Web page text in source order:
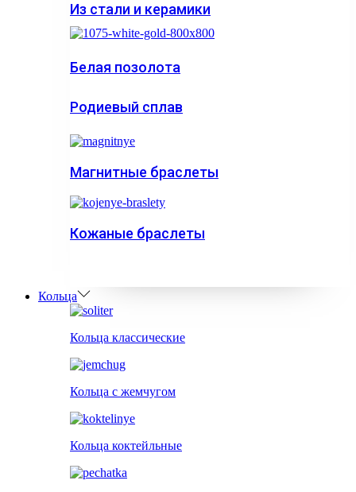
Из стали и керамики
Белая позолота
Родиевый сплав
Магнитные браслеты
Кожаные браслеты
Кольца
Кольца классические
Кольца с жемчугом
Кольца коктейльные